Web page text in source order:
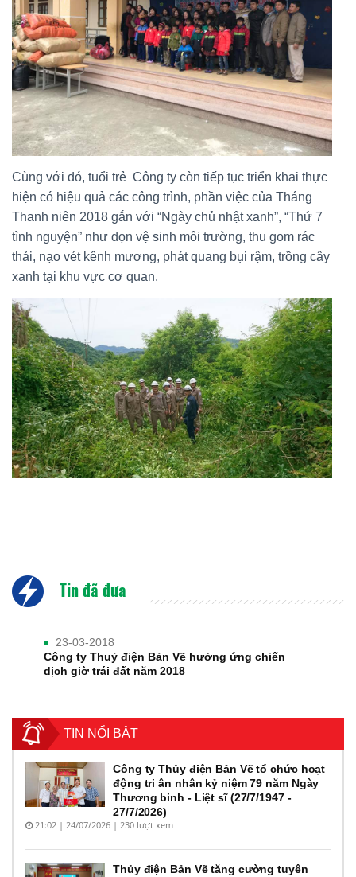
Cùng với đó, tuổi trẻ Công ty còn tiếp tục triển khai thực
hiện có hiệu quả các công trình, phần việc của Tháng
Thanh niên 2018 gắn với “Ngày chủ nhật xanh”, “Thứ 7
tình nguyện” như dọn vệ sinh môi trường, thu gom rác
thải, nạo vét kênh mương, phát quang bụi rậm, trồng cây
xanh tại khu vực cơ quan.
Tin đã đưa
23-03-2018
Công ty Thuỷ điện Bản Vẽ hưởng ứng chiến
dịch giờ trái đất năm 2018
TIN NỔI BẬT
Công ty Thủy điện Bản Vẽ tổ chức hoạt
động tri ân nhân kỷ niệm 79 năm Ngày
Thương binh - Liệt sĩ (27/7/1947 -
27/7/2026)
21:02 | 24/07/2026 | 230 lượt xem
Thủy điện Bản Vẽ tăng cường tuyên